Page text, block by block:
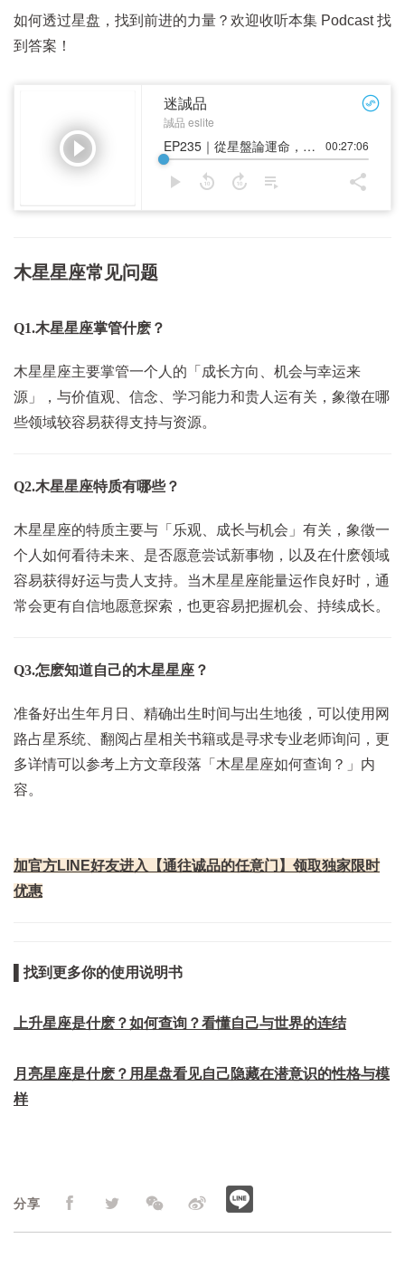
如何透过星盘，找到前进的力量？欢迎收听本集 Podcast 找
到答案！
木星星座常见问题
Q1.木星星座掌管什麽？
木星星座主要掌管一个人的「成长方向、机会与幸运来
源」，与价值观、信念、学习能力和贵人运有关，象徵在哪
些领域较容易获得支持与资源。
Q2.木星星座特质有哪些？
木星星座的特质主要与「乐观、成长与机会」有关，象徵一
个人如何看待未来、是否愿意尝试新事物，以及在什麽领域
容易获得好运与贵人支持。当木星星座能量运作良好时，通
常会更有自信地愿意探索，也更容易把握机会、持续成长。
Q3.怎麽知道自己的木星星座？
准备好出生年月日、精确出生时间与出生地後，可以使用网
路占星系统、翻阅占星相关书籍或是寻求专业老师询问，更
多详情可以参考上方文章段落「木星星座如何查询？」内
容。
加官方LINE好友进入【通往诚品的任意门】领取独家限时
优惠
▌找到更多你的使用说明书
上升星座是什麽？如何查询？看懂自己与世界的连结
月亮星座是什麽？用星盘看见自己隐藏在潜意识的性格与模
样
分享